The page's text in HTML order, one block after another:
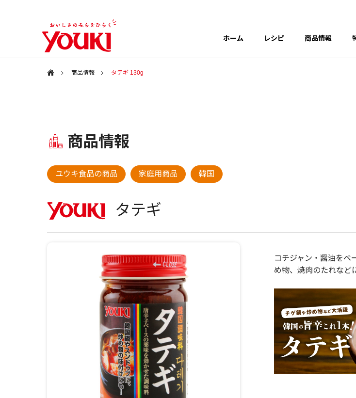
ホーム レシピ 商品情報
特集ページ
SPECIAL
2026年 春の新商品 2025年 秋の新商品
会社情報
ユウキ食品グループのCSR
商品情報 タテギ 130g
商品情報
ユウキ食品の商品 家庭用商品 韓国
タテギ
コチジャン・醤油をベ
め物、焼肉のたれなど